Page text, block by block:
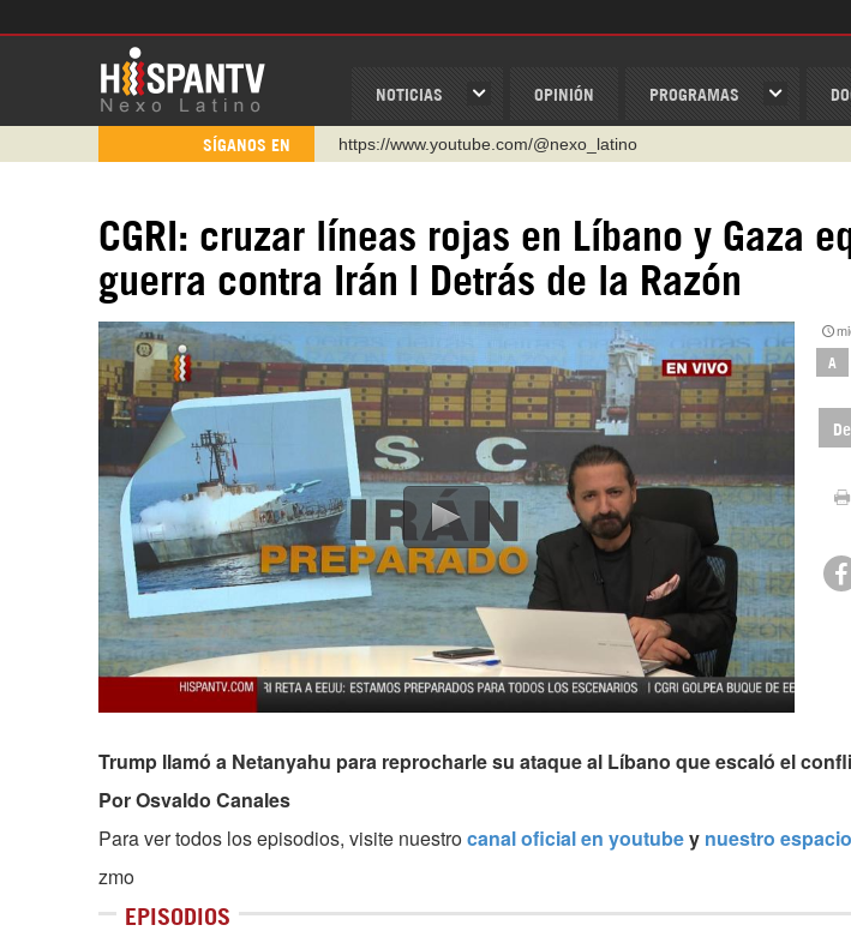
NOTICIAS OPINIÓN PROGRAMAS
SÍGANOS EN
https://www.youtube.com/@nexo_latino
https://urmedium.com/c/hispantv
WhatsApp y Viber: +98 921 79 29 404
Instagram como: hispan_tv
https://www.facebook.com/Nexolatino.Canal
CGRI: cruzar líneas rojas en Líbano y Gaza
guerra contra Irán | Detrás de la Razón
A
Trump llamó a Netanyahu para reprocharle su ataque al Líbano que escaló el
Por Osvaldo Canales
Para ver todos los episodios, visite nuestrocanal oficial en youtubey nuestro
zmo
EPISODIOS